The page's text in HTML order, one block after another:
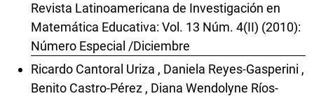
Revista Latinoamericana de Investigación en
Matemática Educativa: Vol. 13 Núm. 4(II) (2010):
Número Especial /Diciembre
Ricardo Cantoral Uriza , Daniela Reyes-Gasperini ,
Benito Castro-Pérez , Diana Wendolyne Ríos-